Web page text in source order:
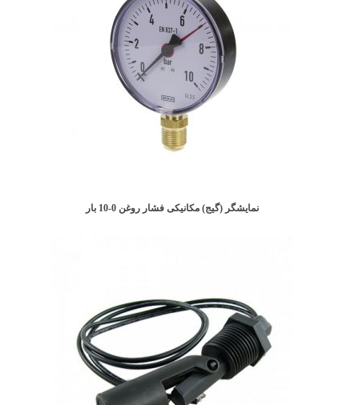
نمایشگر (گیج) مکانیکی فشار روغن 0-10 بار